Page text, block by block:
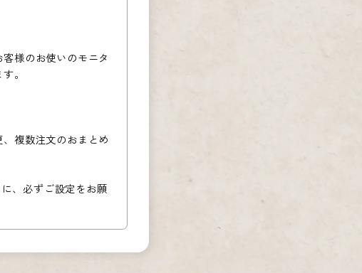
様のお使いのモニタ
。
複数注文のおまとめ
、必ずご設定をお願